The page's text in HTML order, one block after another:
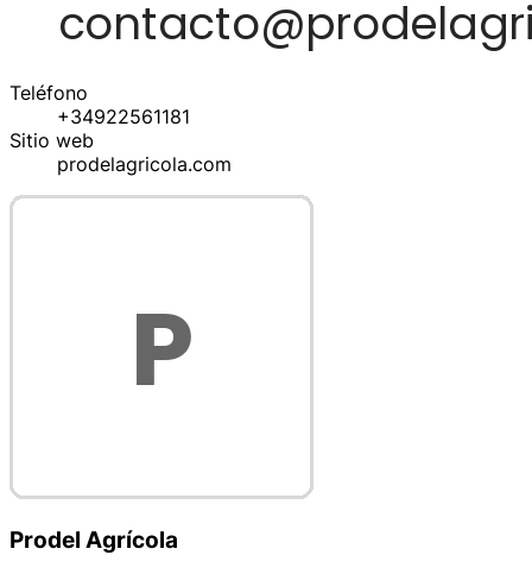
Teléfono
+34922561181
Sitio web
prodelagricola.com
Prodel Agrícola